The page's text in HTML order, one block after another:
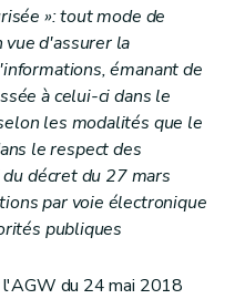
»: tout mode de
vue d'assurer la
émanant de
à celui-ci dans le
les modalités que le
le respect des
décret du 27 mars
par voie électronique
publiques
du 24 mai 2018